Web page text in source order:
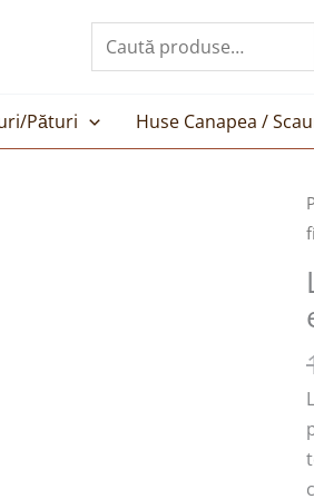
după:
Pături Huse Canapea /